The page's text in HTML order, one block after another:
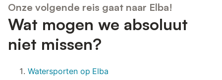
Onze volgende reis gaat naar Elba!
Wat mogen we absoluut
niet missen?
Watersporten op Elba